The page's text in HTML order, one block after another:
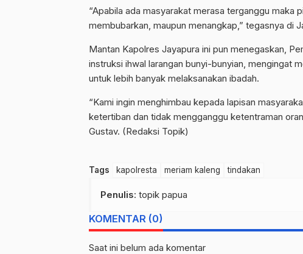
“Apabila ada masyarakat merasa terganggu maka
membubarkan, maupun menangkap,” tegasnya di
Mantan Kapolres Jayapura ini pun menegaskan,
instruksi ihwal larangan bunyi-bunyian, mengingat
untuk lebih banyak melaksanakan ibadah.
“Kami ingin menghimbau kepada lapisan
ketertiban dan tidak mengganggu ketentraman
Gustav. (Redaksi Topik)
Tags kapolresta meriam kaleng tindakan
Penulis: topik papua
KOMENTAR (0)
Saat ini belum ada komentar